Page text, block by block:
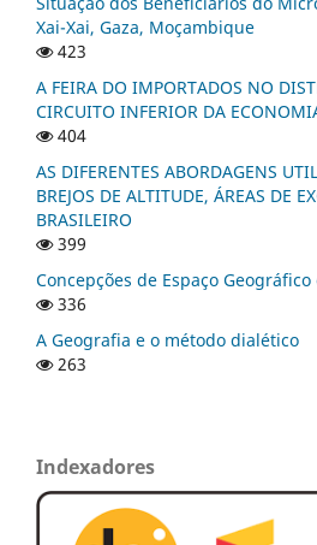
Xai-Xai, Gaza, Moçambique
423
A FEIRA DO IMPORTADOS NO
CIRCUITO INFERIOR DA
404
AS DIFERENTES ABORDAGENS
BREJOS DE ALTITUDE, ÁREAS DE
BRASILEIRO
399
Concepções de Espaço
336
A Geografia e o método dialético
263
Indexadores